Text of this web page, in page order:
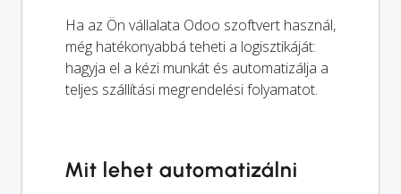
Ha az Ön vállalata Odoo szoftvert használ,
még hatékonyabbá teheti a logisztikáját:
hagyja el a kézi munkát és automatizálja a
teljes szállítási megrendelési folyamatot.
Mit lehet automatizálni